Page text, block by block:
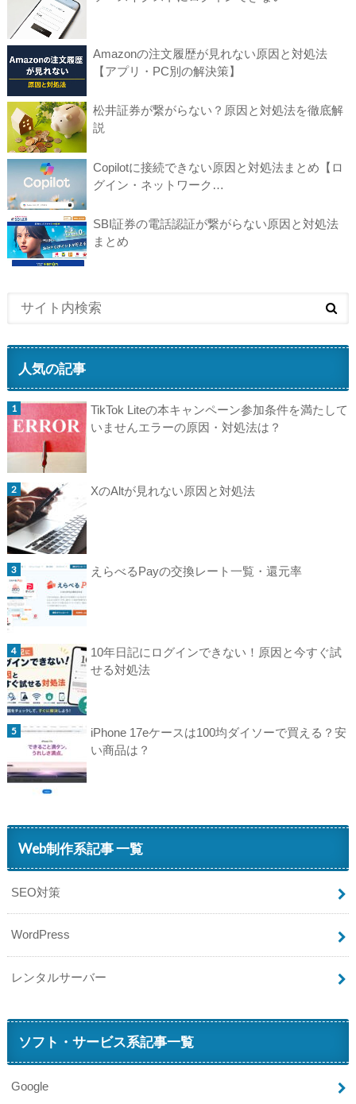
Amazonの注文履歴が見れない原因と対処法
【アプリ・PC別の解決策】
松井証券が繋がらない？原因と対処法を徹底解
説
Copilotに接続できない原因と対処法まとめ【ロ
グイン・ネットワーク…
SBI証券の電話認証が繋がらない原因と対処法
まとめ
人気の記事
TikTok Liteの本キャンペーン参加条件を満たして
いませんエラーの原因・対処法は？
XのAltが見れない原因と対処法
えらべるPayの交換レート一覧・還元率
10年日記にログインできない！原因と今すぐ試
せる対処法
iPhone 17eケースは100均ダイソーで買える？安
い商品は？
Web制作系記事 一覧
SEO対策
WordPress
レンタルサーバー
ソフト・サービス系記事一覧
Google